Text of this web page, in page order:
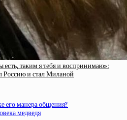
есть, таким я тебя и воспринимаю»:
Россию и стал Миланой
его манера общения?
медведя